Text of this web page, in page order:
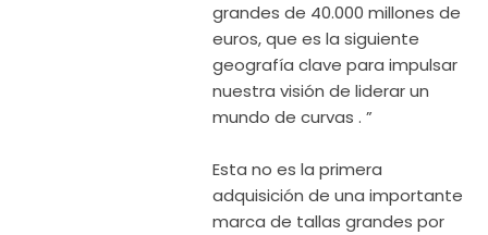
grandes de 40.000 millones de
euros, que es la siguiente
geografía clave para impulsar
nuestra visión de liderar un
mundo de curvas . ”
Esta no es la primera
adquisición de una importante
marca de tallas grandes por